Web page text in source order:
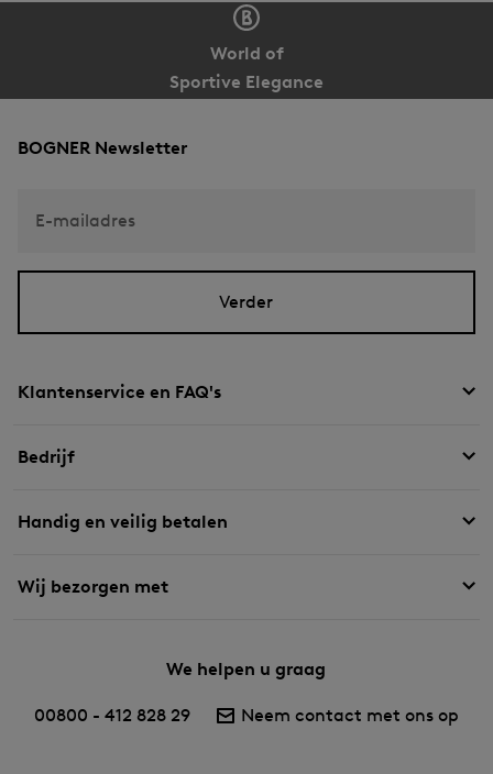
World of
Sportive Elegance
Klantenservice en FAQ's
Bedrijf
Handig en veilig betalen
Wij bezorgen met
We helpen u graag
00800 - 412 828 29 Neem contact met ons op
BOGNER Newsletter
E-mailadres
Verder